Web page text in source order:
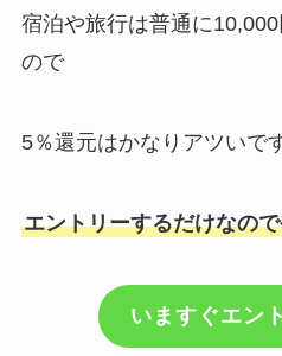
宿泊や旅行は普通に
ので
5％還元はかなりアツいで
エントリーするだけなの
いますぐエン